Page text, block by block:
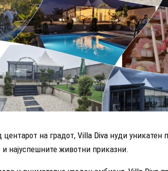
на градот, Villa Diva нуди уникатен
и најуспешните животни приказни.